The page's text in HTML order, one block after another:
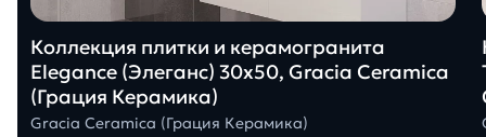
Коллекция плитки и керамогранита
Elegance (Элеганс) 30х50, Gracia Ceramica
(Грация Керамика)
Gracia Ceramica (Грация Керамика)